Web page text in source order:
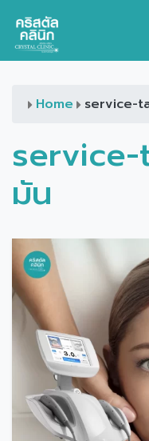
Main
Home service-
service-
มัน